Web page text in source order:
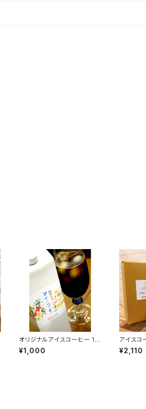
オリジナルアイスコーヒー 10
00ml
¥1,000
アイスコ
（無糖1L
¥2,110